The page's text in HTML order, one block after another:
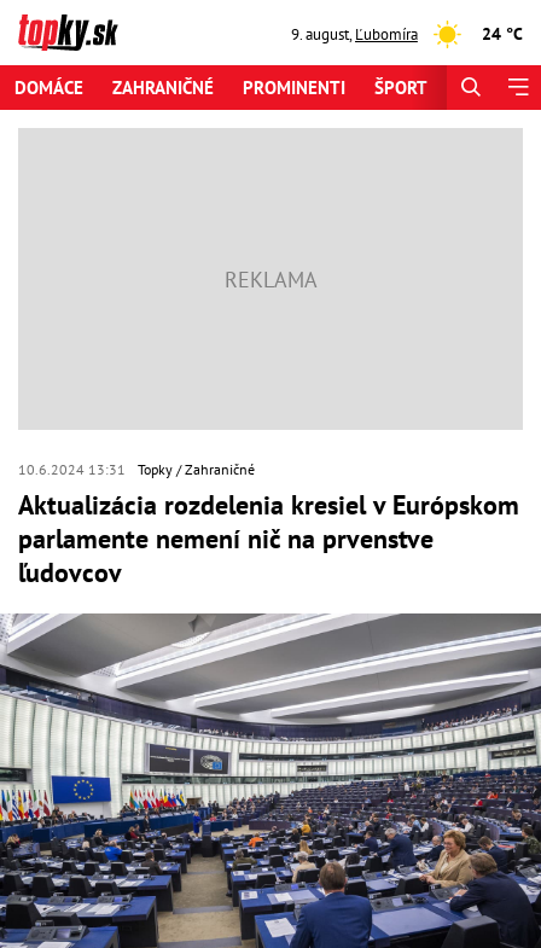
9. august,Ľubomíra 24 °C
DOMÁCE ZAHRANIČNÉ PROMINENTI ŠPORT
10.6.2024 13:31 Topky Zahraničné
Aktualizácia rozdelenia kresiel v Európskom
parlamente nemení nič na prvenstve
ľudovcov